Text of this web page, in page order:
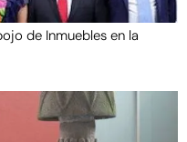
de Inmuebles en la